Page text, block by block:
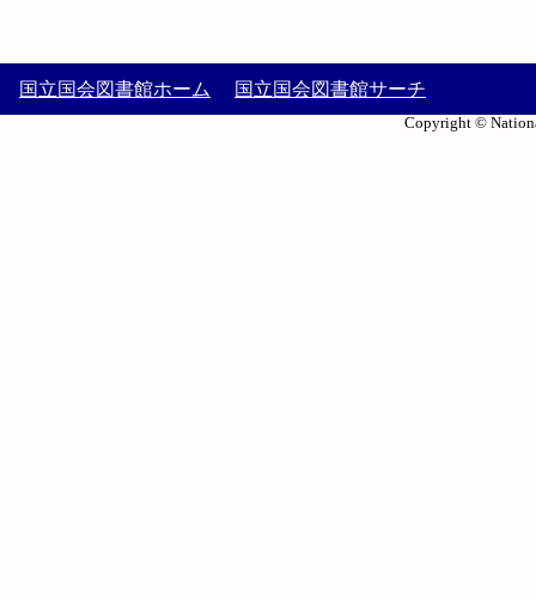
国立国会図書館ホーム 国立国会図書館サーチ
Copyright ©